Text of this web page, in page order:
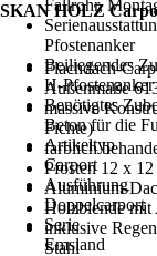
Fallrohr,
Pfostenanker
Beiliegendes
H-
Benötigtes
Beton für die
Artikeltyp
Carport
Ausführung
Doppelcarport
Serie
Emsland
SKAN HOLZ
Flachdach-
Außenmaße
massive
Fichte)
farblich
Pfosten 12 x
Aluminium-
Holzblende mit
inklusive
Stahl